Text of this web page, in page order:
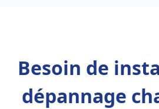
Besoin de
dépannage